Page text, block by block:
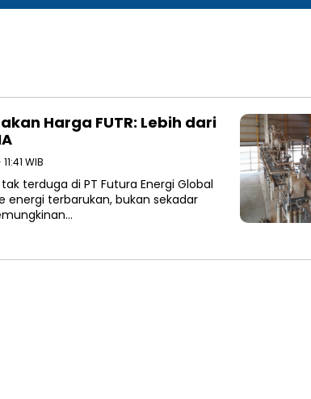
Harga FUTR: Lebih dari
WIB
terduga di PT Futura Energi Global
energi terbarukan, bukan sekadar